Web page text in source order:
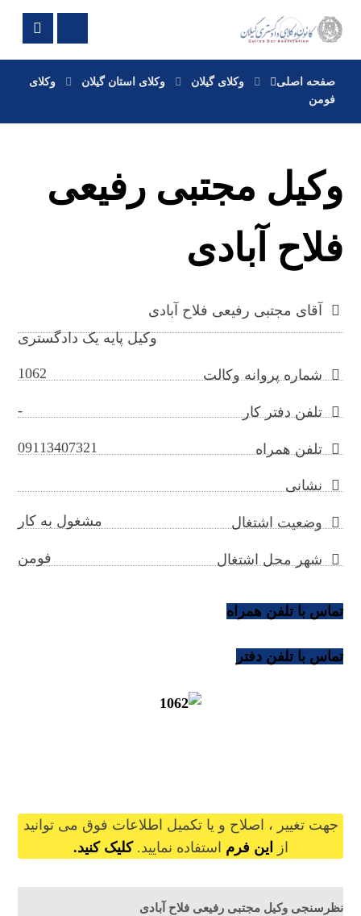
صفحه اصلی وکلای گیلان وکلای استان گیلان
وکلای
فومن
وکیل مجتبی رفیعی
فلاح آبادی
آقای مجتبی رفیعی فلاح آبادی
وکیل پایه یک دادگستری
شماره پروانه وکالت 1062
تلفن دفتر کار -
تلفن همراه 09113407321
نشانی
وضعیت اشتغال مشغول به کار
شهر محل اشتغال فومن
تماس با تلفن همراه
تماس با تلفن دفتر
جهت تغییر ، اصلاح و یا تکمیل اطلاعات فوق می توانید
از
این فرم استفاده نمایید. کلیک کنید.
نظرسنجی وکیل مجتبی رفیعی فلاح آبادی